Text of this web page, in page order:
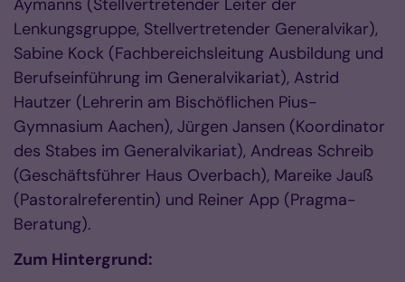
Aymanns (Stellvertretender Leiter der
Lenkungsgruppe, Stellvertretender Generalvikar),
Sabine Kock (Fachbereichsleitung Ausbildung und
Berufseinführung im Generalvikariat), Astrid
Hautzer (Lehrerin am Bischöflichen Pius-
Gymnasium Aachen), Jürgen Jansen (Koordinator
des Stabes im Generalvikariat), Andreas Schreib
(Geschäftsführer Haus Overbach), Mareike Jauß
(Pastoralreferentin) und Reiner App (Pragma-
Beratung).
Zum Hintergrund: